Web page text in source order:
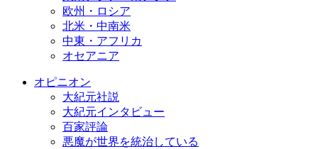
欧州・ロシア
北米・中南米
中東・アフリカ
オセアニア
オピニオン
大紀元社説
大紀元インタビュー
百家評論
悪魔が世界を統治している